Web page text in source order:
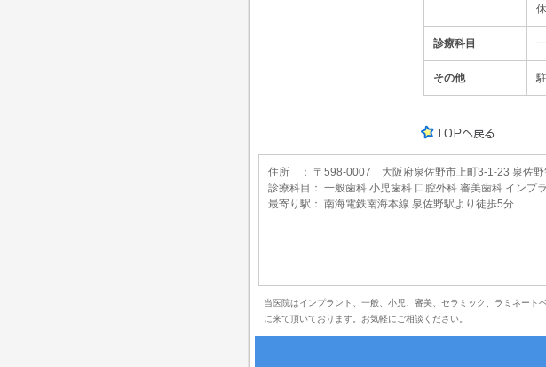
診療科目
その他
住所 ： 〒598-0007 大阪府泉佐野市上町3-1-23 泉佐
診療科目： 一般歯科 小児歯科 口腔外科 審美歯科 インプ
最寄り駅： 南海電鉄南海本線 泉佐野駅より徒歩5分
当医院はインプラント、一般、小児、審美、セラミック、ラミネート
に来て頂いております。お気軽にご相談ください。